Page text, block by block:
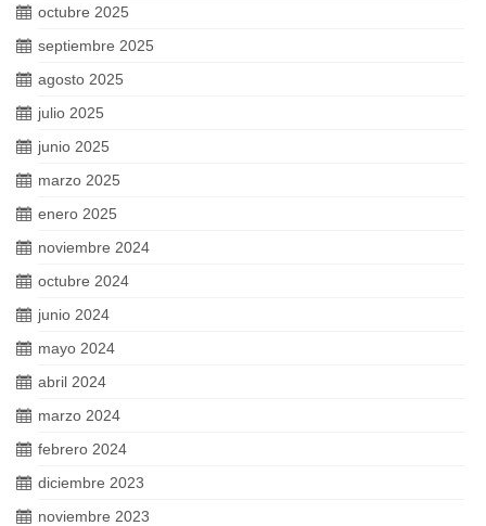
octubre 2025
septiembre 2025
agosto 2025
julio 2025
junio 2025
marzo 2025
enero 2025
noviembre 2024
octubre 2024
junio 2024
mayo 2024
abril 2024
marzo 2024
febrero 2024
diciembre 2023
noviembre 2023